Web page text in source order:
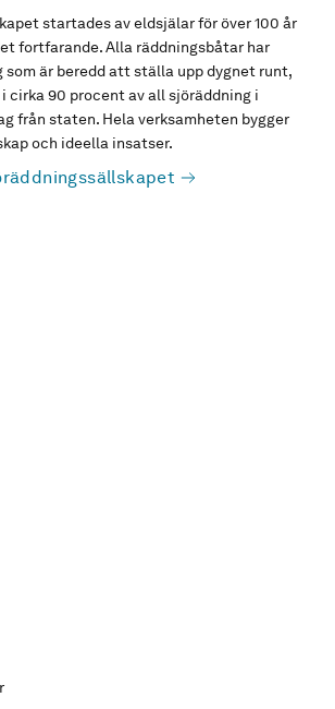
startades av eldsjälar för över 100 år
fortfarande. Alla räddningsbåtar har
är beredd att ställa upp dygnet runt,
i cirka 90 procent av all sjöräddning i
från staten. Hela verksamheten bygger
och ideella insatser.